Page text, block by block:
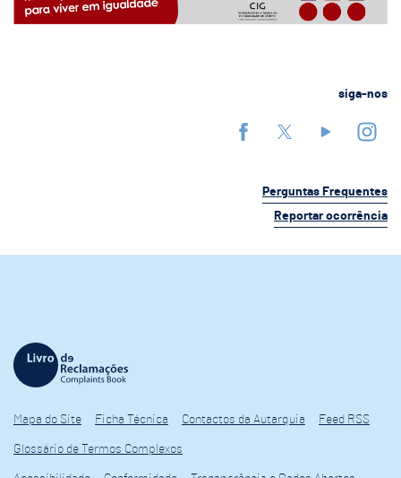
siga-nos
Perguntas Frequentes
Reportar ocorrência
Mapa do Site Ficha Técnica Contactos da Autarquia Feed RSS
Glossário de Termos Complexos